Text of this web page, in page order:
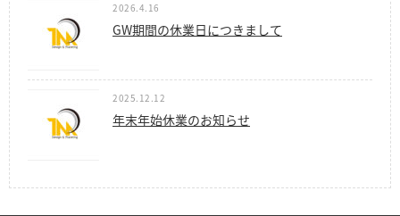
2026.4.16
GW期間の休業日につきまして
2025.12.12
年末年始休業のお知らせ